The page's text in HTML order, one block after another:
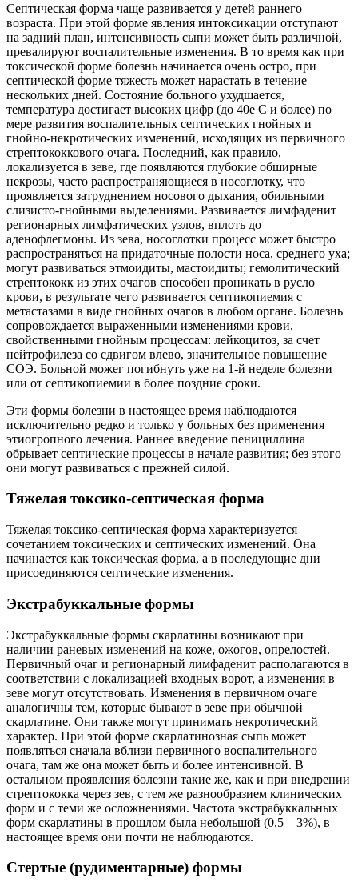
Септическая форма чаще развивается у детей раннего
возраста. При этой форме явления интоксикации отступают
на задний план, интенсивность сыпи может быть различной,
превалируют воспалительные изменения. В то время как при
токсической форме болезнь начинается очень остро, при
септической форме тяжесть может нарастать в течение
нескольких дней. Состояние больного ухудшается,
температура достигает высоких цифр (до 40е С и более) по
мере развития воспалительных септических гнойных и
гнойно-некротических изменений, исходящих из первичного
стрептококкового очага. Последний, как правило,
локализуется в зеве, где появляются глубокие обширные
некрозы, часто распространяющиеся в носоглотку, что
проявляется затруднением носового дыхания, обильными
слизисто-гнойными выделениями. Развивается лимфаденит
регионарных лимфатических узлов, вплоть до
аденофлегмоны. Из зева, носоглотки процесс может быстро
распространяться на придаточные полости носа, среднего уха;
могут развиваться этмоидиты, мастоидиты; гемолитический
стрептококк из этих очагов способен проникать в русло
крови, в результате чего развивается септикопиемия с
метастазами в виде гнойных очагов в любом органе. Болезнь
сопровождается выраженными изменениями крови,
свойственными гнойным процессам: лейкоцитоз, за счет
нейтрофилеза со сдвигом влево, значительное повышение
СОЭ. Больной можег погибнуть уже на 1-й неделе болезни
или от септикопиемии в более поздние сроки.
Эти формы болезни в настоящее время наблюдаются
исключительно редко и только у больных без применения
этиогропного лечения. Раннее введение пенициллина
обрывает септические процессы в начале развития; без этого
они могут развиваться с прежней силой.
Тяжелая токсико-септическая форма
Тяжелая токсико-септическая форма характеризуется
сочетанием токсических и септических изменений. Она
начинается как токсическая форма, а в последующие дни
присоединяются септические изменения.
Экстрабуккальные формы
Экстрабуккальные формы скарлатины возникают при
наличии раневых изменений на коже, ожогов, опрелостей.
Первичный очаг и регионарный лимфаденит располагаются в
соответствии с локализацией входных ворот, а изменения в
зеве могут отсутствовать. Изменения в первичном очаге
аналогичны тем, которые бывают в зеве при обычной
скарлатине. Они также могут принимать некротический
характер. При этой форме скарлатинозная сыпь может
появляться сначала вблизи первичного воспалительного
очага, там же она может быть и более интенсивной. В
остальном проявления болезни такие же, как и при внедрении
стрептококка через зев, с тем же разнообразием клинических
форм и с теми же осложнениями. Частота экстрабуккальных
форм скарлатины в прошлом была небольшой (0,5 – 3%), в
настоящее время они почти не наблюдаются.
Стертые (рудиментарные) формы